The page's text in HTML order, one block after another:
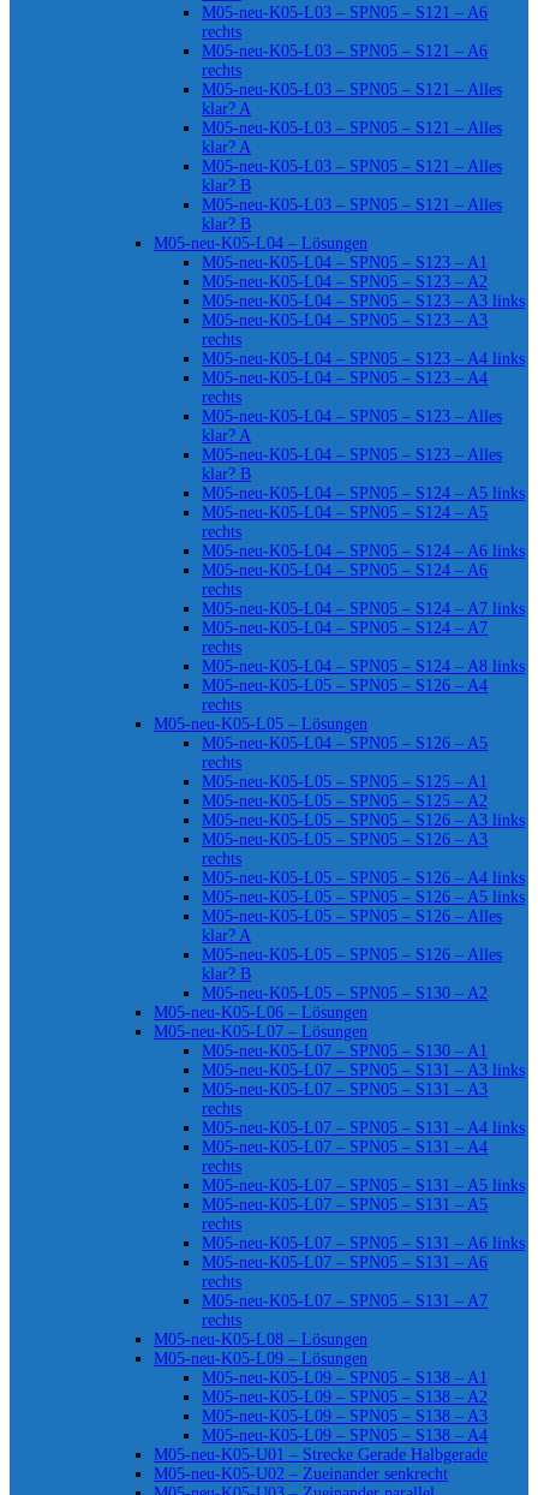
M05-neu-K05-L03 – SPN05 – S121 – A6
rechts
M05-neu-K05-L03 – SPN05 – S121 – A6
rechts
M05-neu-K05-L03 – SPN05 – S121 – Alles
klar? A
M05-neu-K05-L03 – SPN05 – S121 – Alles
klar? A
M05-neu-K05-L03 – SPN05 – S121 – Alles
klar? B
M05-neu-K05-L03 – SPN05 – S121 – Alles
klar? B
M05-neu-K05-L04 – Lösungen
M05-neu-K05-L04 – SPN05 – S123 – A1
M05-neu-K05-L04 – SPN05 – S123 – A2
M05-neu-K05-L04 – SPN05 – S123 – A3 links
M05-neu-K05-L04 – SPN05 – S123 – A3
rechts
M05-neu-K05-L04 – SPN05 – S123 – A4 links
M05-neu-K05-L04 – SPN05 – S123 – A4
rechts
M05-neu-K05-L04 – SPN05 – S123 – Alles
klar? A
M05-neu-K05-L04 – SPN05 – S123 – Alles
klar? B
M05-neu-K05-L04 – SPN05 – S124 – A5 links
M05-neu-K05-L04 – SPN05 – S124 – A5
rechts
M05-neu-K05-L04 – SPN05 – S124 – A6 links
M05-neu-K05-L04 – SPN05 – S124 – A6
rechts
M05-neu-K05-L04 – SPN05 – S124 – A7 links
M05-neu-K05-L04 – SPN05 – S124 – A7
rechts
M05-neu-K05-L04 – SPN05 – S124 – A8 links
M05-neu-K05-L05 – SPN05 – S126 – A4
rechts
M05-neu-K05-L05 – Lösungen
M05-neu-K05-L04 – SPN05 – S126 – A5
rechts
M05-neu-K05-L05 – SPN05 – S125 – A1
M05-neu-K05-L05 – SPN05 – S125 – A2
M05-neu-K05-L05 – SPN05 – S126 – A3 links
M05-neu-K05-L05 – SPN05 – S126 – A3
rechts
M05-neu-K05-L05 – SPN05 – S126 – A4 links
M05-neu-K05-L05 – SPN05 – S126 – A5 links
M05-neu-K05-L05 – SPN05 – S126 – Alles
klar? A
M05-neu-K05-L05 – SPN05 – S126 – Alles
klar? B
M05-neu-K05-L05 – SPN05 – S130 – A2
M05-neu-K05-L06 – Lösungen
M05-neu-K05-L07 – Lösungen
M05-neu-K05-L07 – SPN05 – S130 – A1
M05-neu-K05-L07 – SPN05 – S131 – A3 links
M05-neu-K05-L07 – SPN05 – S131 – A3
rechts
M05-neu-K05-L07 – SPN05 – S131 – A4 links
M05-neu-K05-L07 – SPN05 – S131 – A4
rechts
M05-neu-K05-L07 – SPN05 – S131 – A5 links
M05-neu-K05-L07 – SPN05 – S131 – A5
rechts
M05-neu-K05-L07 – SPN05 – S131 – A6 links
M05-neu-K05-L07 – SPN05 – S131 – A6
rechts
M05-neu-K05-L07 – SPN05 – S131 – A7
rechts
M05-neu-K05-L08 – Lösungen
M05-neu-K05-L09 – Lösungen
M05-neu-K05-L09 – SPN05 – S138 – A1
M05-neu-K05-L09 – SPN05 – S138 – A2
M05-neu-K05-L09 – SPN05 – S138 – A3
M05-neu-K05-L09 – SPN05 – S138 – A4
M05-neu-K05-U01 – Strecke Gerade Halbgerade
M05-neu-K05-U02 – Zueinander senkrecht